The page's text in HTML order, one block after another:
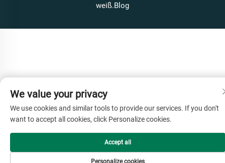
weiß.Blog
We value your privacy
We use cookies and similar tools to provide our services. If you don't
want to accept all cookies, click Personalize cookies.
Personalize cookies
Accept all